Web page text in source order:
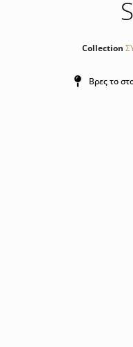
Collection
Βρες το